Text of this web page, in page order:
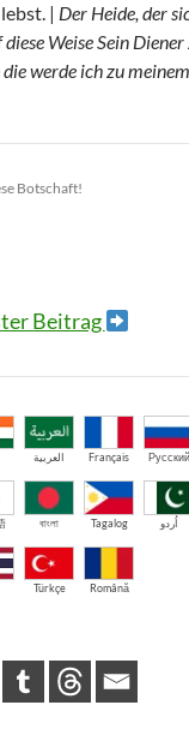
| Der Heide, der
Weise Sein
werde ich zu
Botschaft!
Beitrag
العربية Français Русский
বাংলা Tagalog اُردو
Türkçe Română